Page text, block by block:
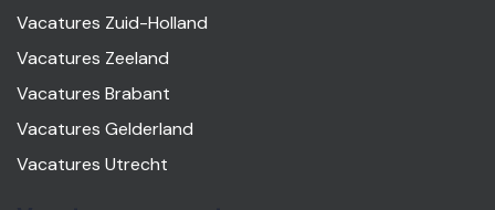
Vacatures Zuid-Holland
Vacatures Zeeland
Vacatures Brabant
Vacatures Gelderland
Vacatures Utrecht